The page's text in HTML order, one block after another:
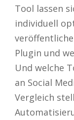
Tool lassen
individuell
Plugin und
Und welche
an Social
Vergleich